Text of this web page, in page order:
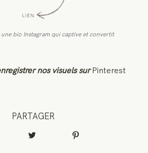
bio Instagram qui captive et convertit
nos visuels surPinterest
PARTAGER